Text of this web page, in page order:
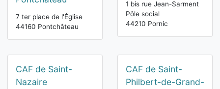
7 ter place de l'Église
44160 Pontchâteau
1 bis rue Jean-Sarment
Pôle social
44210 Pornic
CAF de Saint-
Nazaire
CAF de Saint-
Philbert-de-Grand-